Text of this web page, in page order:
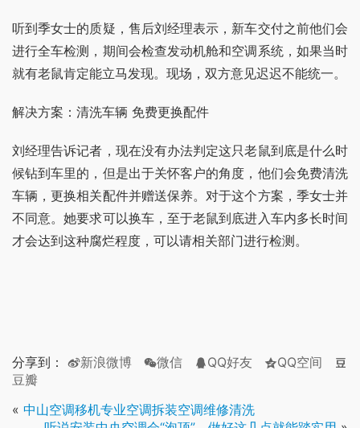
听到季女士的质疑，售后刘经理表示，新车交付之前他们会
进行全车检测，期间会检查发动机舱和空调系统，如果当时
就有老鼠肯定能立马发现。现场，双方意见迟迟不能统一。
解决方案：清洗车辆 免费更换配件
刘经理告诉记者，现在没有办法判定这只老鼠到底是什么时
候钻到车里的，但是出于关怀客户的角度，他们会免费清洗
车辆，更换相关配件并赠送保养。对于这个方案，季女士并
不同意。她要求可以换车，至于老鼠到底进入车内多长时间
才会达到这种腐烂程度，可以请相关部门进行检测。
分享到： 新浪微博 微信 QQ好友
QQ空间
豆瓣
« 中山空调移机专业空调拆装空调维修清洗